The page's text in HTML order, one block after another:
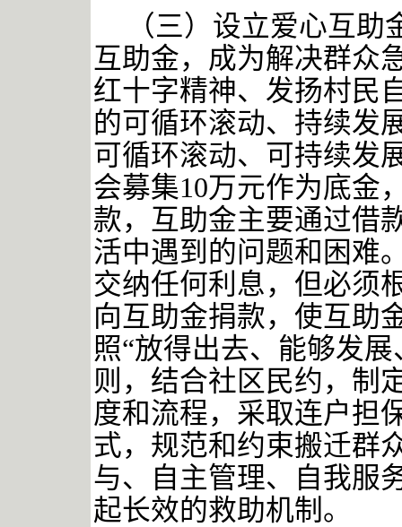
（三）设立爱心互
互助金，成为解决群众
红十字精神、发扬村民
的可循环滚动、持续发
可循环滚动、可持续发
会募集10万元作为底金
款，互助金主要通过借
活中遇到的问题和困难
交纳任何利息，但必须
向互助金捐款，使互助
照“放得出去、能够发
则，结合社区民约，制
度和流程，采取连户担
式，规范和约束搬迁群
与、自主管理、自我服
起长效的救助机制。